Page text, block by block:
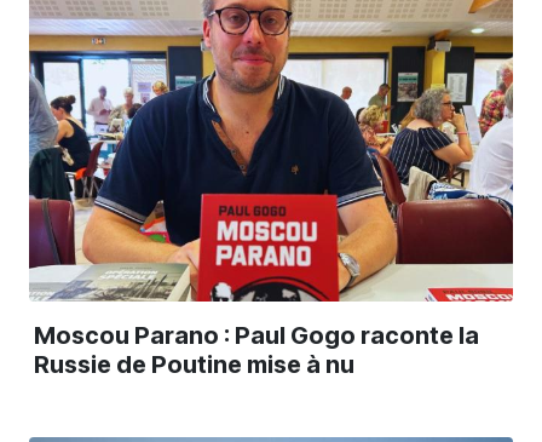
Moscou Parano : Paul Gogo raconte la
Russie de Poutine mise à nu